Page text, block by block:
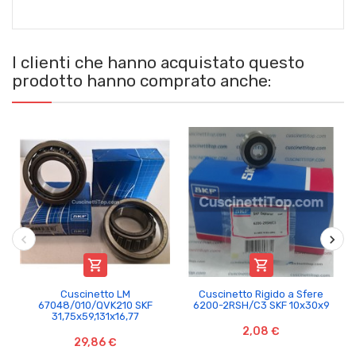
I clienti che hanno acquistato questo
prodotto hanno comprato anche:

Cuscinetto LM
67048/010/QVK210 SKF
31,75x59,131x16,77
29,86 €

Cuscinetto Rigido a Sfere
6200-2RSH/C3 SKF 10x30x9
2,08 €